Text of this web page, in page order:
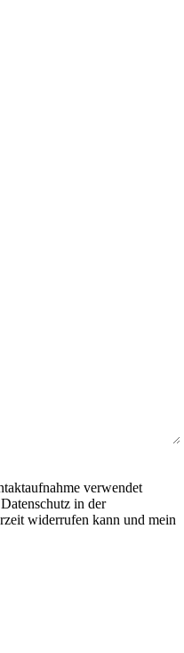
verwendet
in der
widerrufen kann und mein